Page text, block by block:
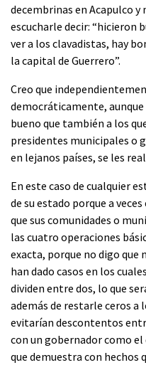
decembrinas en Acapulco y
escucharle decir: “hicieron
ver a los clavadistas, hay
la capital de Guerrero”.
Creo que
democráticamente,
bueno que también a los
presidentes municipales o
en lejanos países, se les
En este caso de cualquier
de su estado porque a
que sus comunidades o
las cuatro operaciones
exacta, porque no digo que
han dado casos en los
dividen entre dos, lo que
además de restarle ceros a
evitarían descontentos
con un gobernador como
que demuestra con hechos